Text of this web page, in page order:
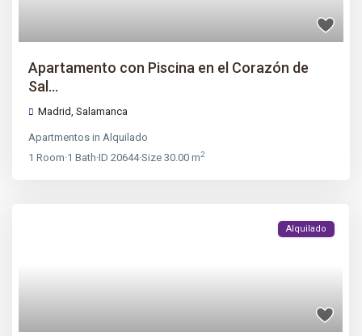
Apartamento con Piscina en el Corazón de
Sal...
Madrid,Salamanca
Apartmentos inAlquilado
1 Room·1 Bath·ID20644·Size30.00 m2
Alquilado